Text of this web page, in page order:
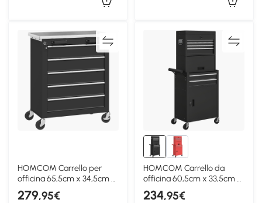
HOMCOM Carrello per
officina 65,5cm x 34,5cm x
76cm Nero
279,95€
HOMCOM Carrello da
officina 60,5cm x 33,5cm x
131cm Nero
234,95€